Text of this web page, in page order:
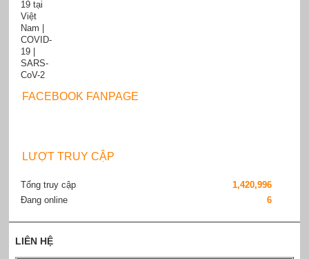
FACEBOOK FANPAGE
LƯỢT TRUY CẬP
Tổng truy cập
1,420,996
Đang online
6
LIÊN HỆ